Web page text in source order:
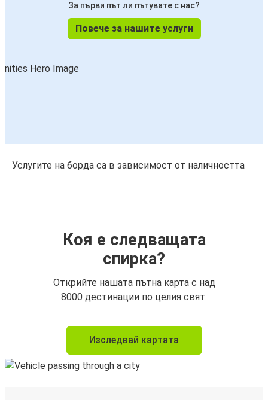
За първи път ли пътувате с нас?
Повече за нашите услуги
Услугите на борда са в зависимост от наличността
Коя е следващата
спирка?
Открийте нашата пътна карта с над
8000 дестинации по целия свят.
Изследвай картата